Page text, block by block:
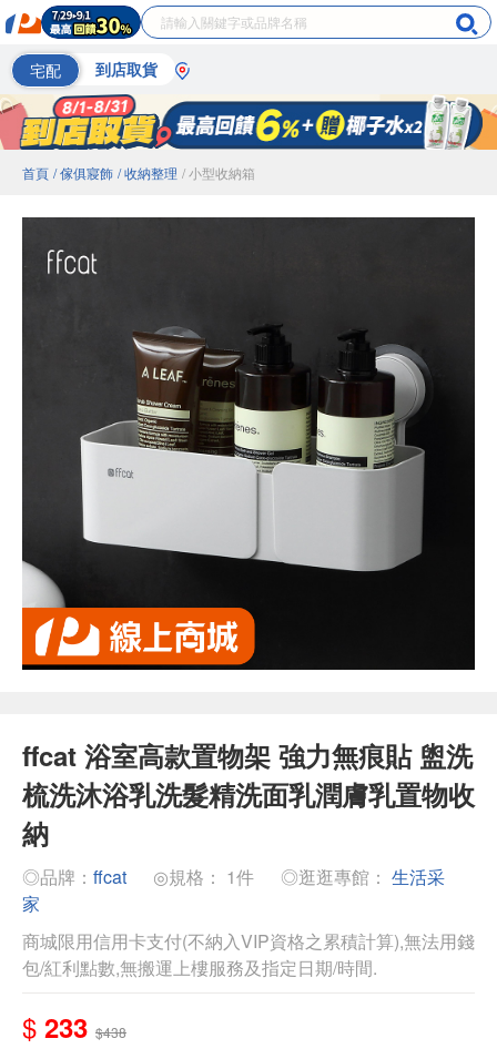
宅配 到店取貨
首頁 / 傢俱寢飾 / 收納整理 / 小型收納箱
ffcat 浴室高款置物架 強力無痕貼 盥洗
梳洗沐浴乳洗髮精洗面乳潤膚乳置物收
納
◎品牌： ffcat ◎規格： 1件 ◎逛逛專館： 生活采
家
商城限用信用卡支付(不納入VIP資格之累積計算),無法用錢
包/紅利點數,無搬運上樓服務及指定日期/時間.
$ 233 $438